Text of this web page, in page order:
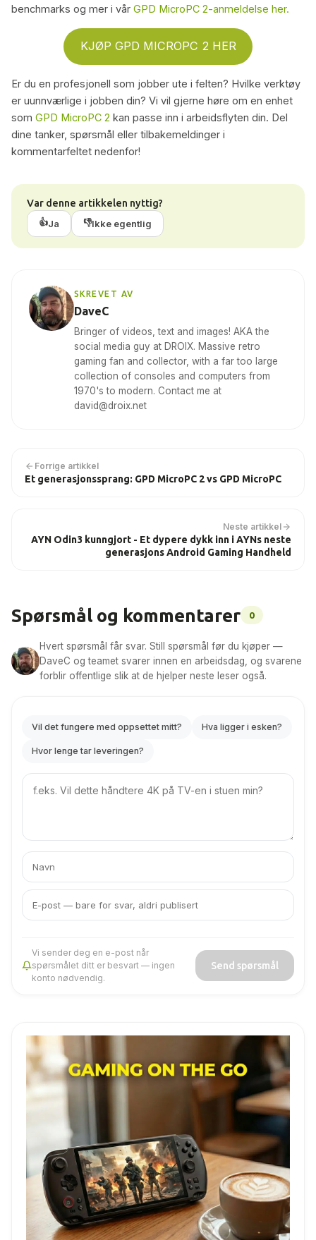
benchmarks og mer i vår GPD MicroPC 2-anmeldelse her.
KJØP GPD MICROPC 2 HER
Er du en profesjonell som jobber ute i felten? Hvilke verktøy
er uunnværlige i jobben din? Vi vil gjerne høre om en enhet
som GPD MicroPC 2 kan passe inn i arbeidsflyten din. Del
dine tanker, spørsmål eller tilbakemeldinger i
kommentarfeltet nedenfor!
Var denne artikkelen nyttig?
👍Ja 👎Ikke egentlig
SKREVET AV
DaveC
Bringer of videos, text and images! AKA the
social media guy at DROIX. Massive retro
gaming fan and collector, with a far too large
collection of consoles and computers from
1970's to modern. Contact me at
david@droix.net
Forrige artikkel
Et generasjonssprang: GPD MicroPC 2 vs GPD MicroPC
Neste artikkel
AYN Odin3 kunngjort - Et dypere dykk inn i AYNs neste
generasjons Android Gaming Handheld
Spørsmål og kommentarer 0
Hvert spørsmål får svar. Still spørsmål før du kjøper —
DaveC og teamet svarer innen en arbeidsdag, og svarene
forblir offentlige slik at de hjelper neste leser også.
Vil det fungere med oppsettet mitt? Hva ligger i esken?
Hvor lenge tar leveringen?
question
Ditt
navn
Din
post
Vi sender deg en e-post når
spørsmålet ditt er besvart — ingen
konto nødvendig.
Send spørsmål